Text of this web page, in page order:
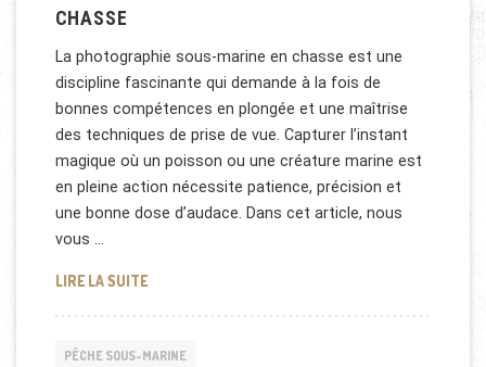
CHASSE
La photographie sous-marine en chasse est une
discipline fascinante qui demande à la fois de
bonnes compétences en plongée et une maîtrise
des techniques de prise de vue. Capturer l’instant
magique où un poisson ou une créature marine est
en pleine action nécessite patience, précision et
une bonne dose d’audace. Dans cet article, nous
vous …
LIRE LA SUITELES MEILLEURS CONSEILS POUR LA
PÊCHE SOUS-MARINE